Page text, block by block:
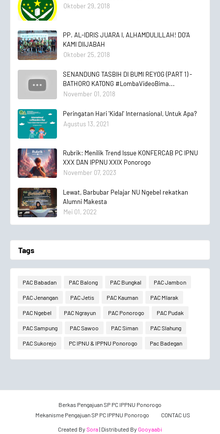
Oktober 29, 2018
PP. AL-IDRIS JUARA I, ALHAMDULILLAH! DO'A
KAMI DIIJABAH
Oktober 25, 2018
SENANDUNG TASBIH DI BUMI REYOG (PART 1) -
BATHORO KATONG #LombaVideoBima...
November 01, 2018
Peringatan Hari 'Kidal' Internasional, Untuk Apa?
Agustus 13, 2021
Rubrik: Menilik Trend Issue KONFERCAB PC IPNU
XXX DAN IPPNU XXIX Ponorogo
November 07, 2023
Lewat, Barbubar Pelajar NU Ngebel rekatkan
Alumni Makesta
Mei 01, 2022
Tags
PAC Babadan PAC Balong PAC Bungkal PAC Jambon
PAC Jenangan PAC Jetis PAC Kauman PAC Mlarak
PAC Ngebel PAC Ngrayun PAC Ponorogo PAC Pudak
PAC Sampung PAC Sawoo PAC Siman PAC Slahung
PAC Sukorejo PC IPNU & IPPNU Ponorogo Pac Badegan
Berkas Pengajuan SP PC IPPNU Ponorogo
Mekanisme Pengajuan SP PC IPPNU Ponorogo
CONTAC US
Created By Sora| Distributed By Gooyaabi